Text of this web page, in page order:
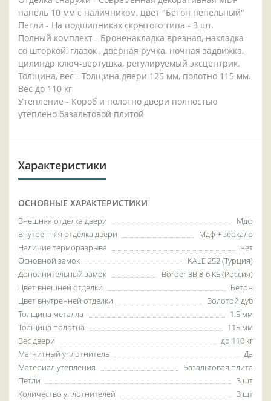
панель 10 мм с наличником, цвет "Бетон пепельный"
Петли - На подшипниках скрытого типа - 3 шт.
Полный комплект - Броненакладка врезная, накладка
со шторкой, глазок , дверная ручка, ночная задвижка,
цилиндр ключ-вертушка, регулируемый эксцентрик.
Толщина, вес - Толщина двери 125 мм, полотно 115 мм.
Вес до 110 кг
Утепление - Короб и полотно двери полностью
утеплено базальтовой плитой
Характеристики
ОСНОВНЫЕ ХАРАКТЕРИСТИКИ
Внешняя отделка двери
Мдф
Внутренняя отделка двери
Мдф + зеркало
Наличие терморазрыва
нет
Основной замок
KALE 252 (Турция)
Дополнительный замок
Border ЗВ 8-6 К5 (Россия)
Цвет внешней отделки
Бетон
Цвет внутренней отделки
Золотой дуб
Толщина металла
1.5 мм
Толщина полотна
115 мм
Вес двери
до 110 кг
Магнитный уплотнитель
Да
Материал утепления
Базальтовая плита
Петли
3 шт
Количество уплотнителей
3 шт